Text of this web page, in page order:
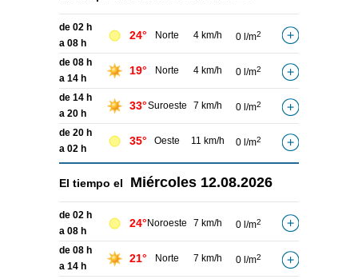
de 02 h
a 08 h
24° Norte 4 km/h 0 l/m2
de 08 h
a 14 h
19° Norte 4 km/h 0 l/m2
de 14 h
a 20 h
33°Suroeste 7 km/h 0 l/m2
de 20 h
a 02 h
35° Oeste 11 km/h 0 l/m2
El tiempo el Miércoles 12.08.2026
de 02 h
a 08 h
24° Noroeste 7 km/h 0 l/m2
de 08 h
a 14 h
21° Norte 7 km/h 0 l/m2